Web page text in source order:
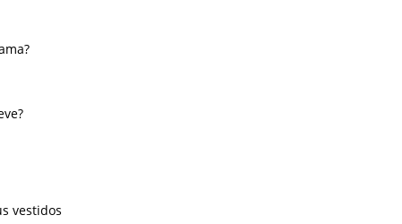
vestidos